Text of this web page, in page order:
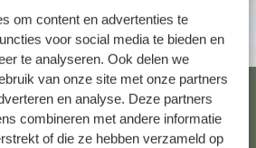
om content en advertenties te
voor social media te bieden en
te analyseren. Ook delen we
van onze site met onze partners
en analyse. Deze partners
combineren met andere informatie
of die ze hebben verzameld op
der Nähe
anzeigen